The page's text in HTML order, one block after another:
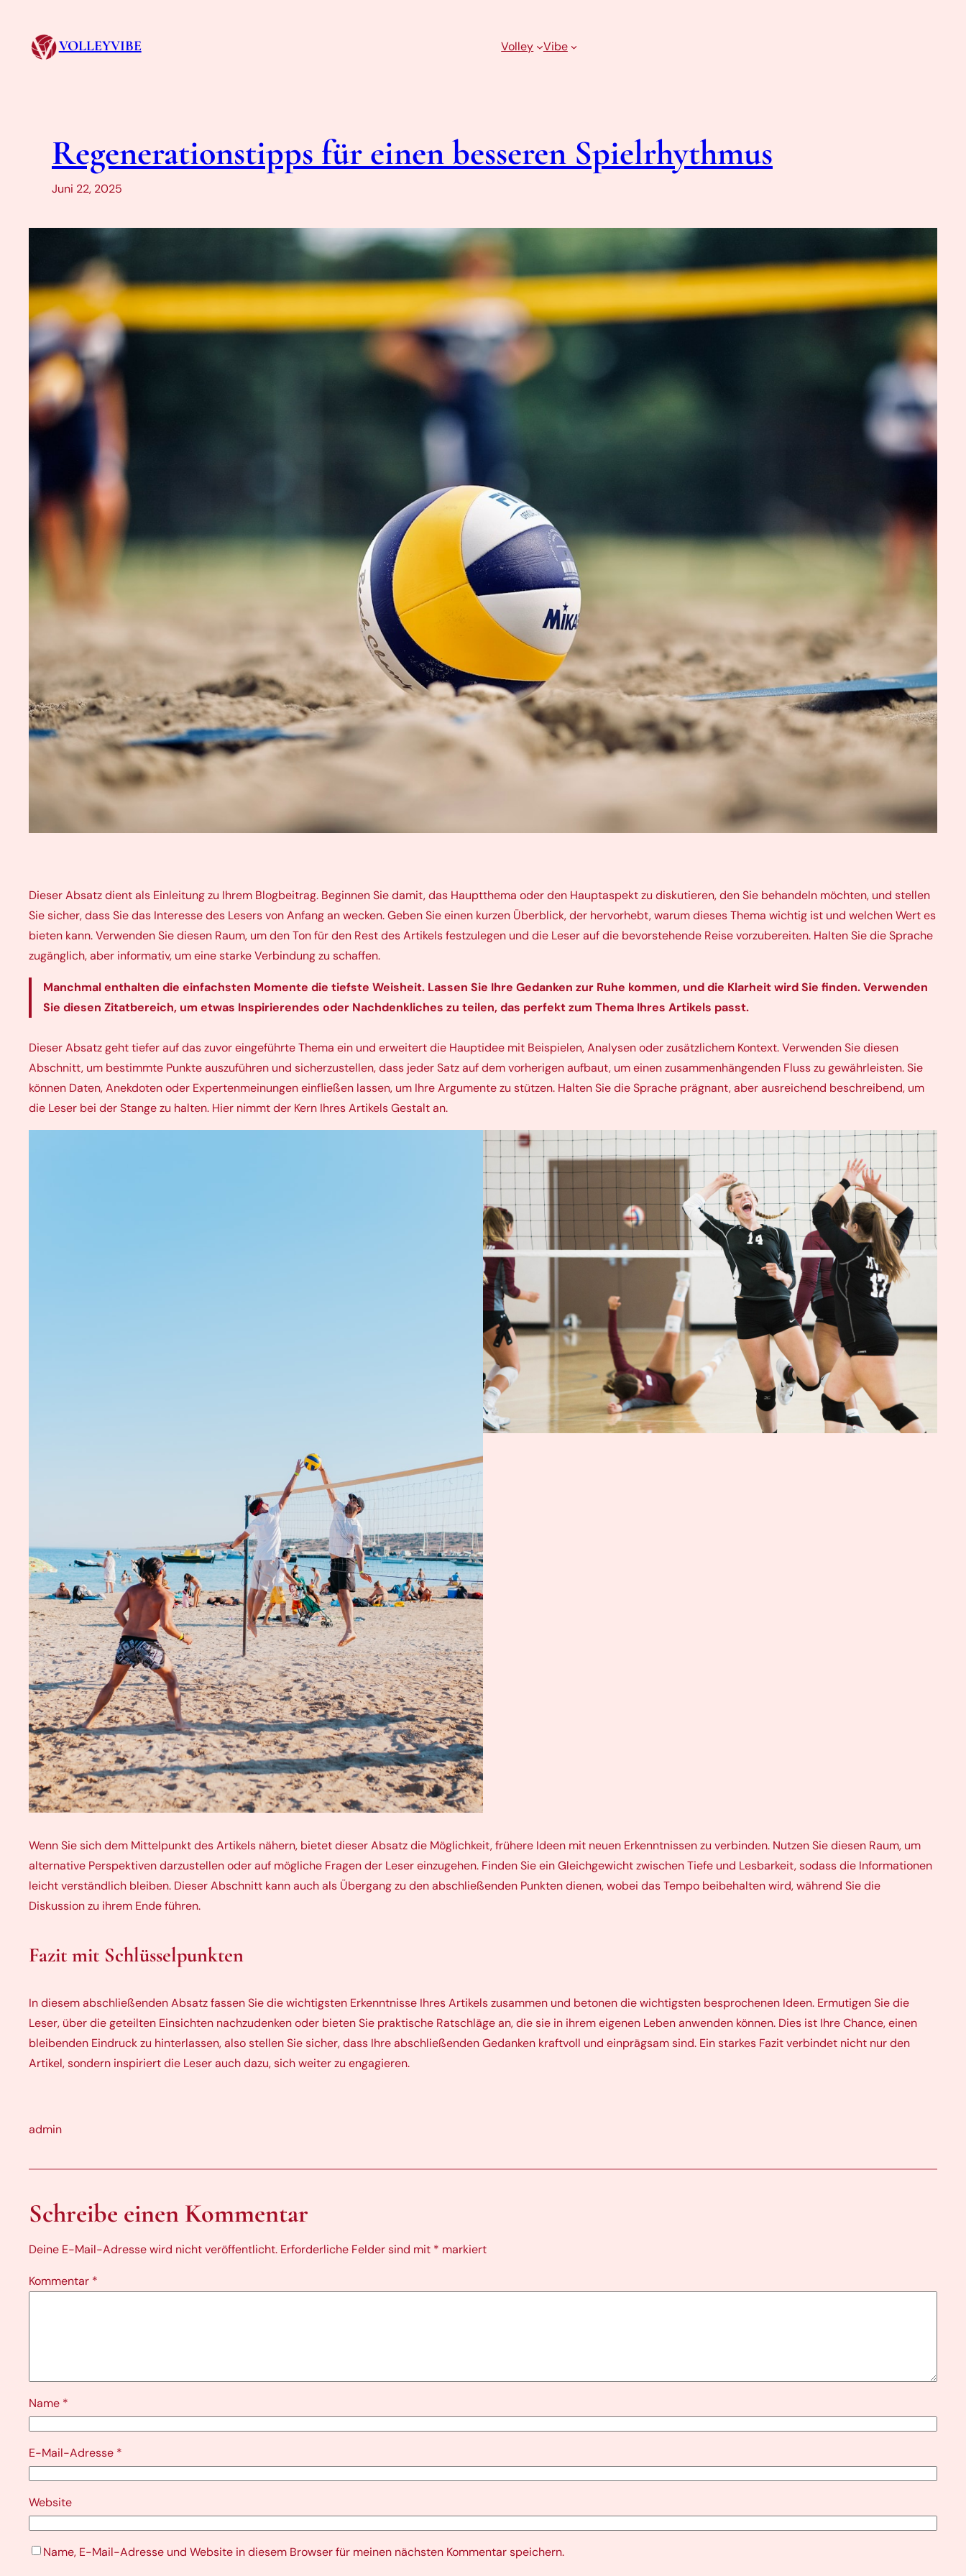
springen
VOLLEYVIBE Volley Vibe
Regenerationstipps für einen besseren Spielrhythmus
Juni 22, 2025
Dieser Absatz dient als Einleitung zu Ihrem Blogbeitrag. Beginnen Sie damit, das Hauptthema oder den Hauptaspekt zu diskutieren, den Sie behandeln möchten, und stellen
Sie sicher, dass Sie das Interesse des Lesers von Anfang an wecken. Geben Sie einen kurzen Überblick, der hervorhebt, warum dieses Thema wichtig ist und welchen Wert es
bieten kann. Verwenden Sie diesen Raum, um den Ton für den Rest des Artikels festzulegen und die Leser auf die bevorstehende Reise vorzubereiten. Halten Sie die Sprache
zugänglich, aber informativ, um eine starke Verbindung zu schaffen.
Manchmal enthalten die einfachsten Momente die tiefste Weisheit. Lassen Sie Ihre Gedanken zur Ruhe kommen, und die Klarheit wird Sie finden. Verwenden
Sie diesen Zitatbereich, um etwas Inspirierendes oder Nachdenkliches zu teilen, das perfekt zum Thema Ihres Artikels passt.
Dieser Absatz geht tiefer auf das zuvor eingeführte Thema ein und erweitert die Hauptidee mit Beispielen, Analysen oder zusätzlichem Kontext. Verwenden Sie diesen
Abschnitt, um bestimmte Punkte auszuführen und sicherzustellen, dass jeder Satz auf dem vorherigen aufbaut, um einen zusammenhängenden Fluss zu gewährleisten. Sie
können Daten, Anekdoten oder Expertenmeinungen einfließen lassen, um Ihre Argumente zu stützen. Halten Sie die Sprache prägnant, aber ausreichend beschreibend, um
die Leser bei der Stange zu halten. Hier nimmt der Kern Ihres Artikels Gestalt an.
Wenn Sie sich dem Mittelpunkt des Artikels nähern, bietet dieser Absatz die Möglichkeit, frühere Ideen mit neuen Erkenntnissen zu verbinden. Nutzen Sie diesen Raum, um
alternative Perspektiven darzustellen oder auf mögliche Fragen der Leser einzugehen. Finden Sie ein Gleichgewicht zwischen Tiefe und Lesbarkeit, sodass die Informationen
leicht verständlich bleiben. Dieser Abschnitt kann auch als Übergang zu den abschließenden Punkten dienen, wobei das Tempo beibehalten wird, während Sie die
Diskussion zu ihrem Ende führen.
Fazit mit Schlüsselpunkten
In diesem abschließenden Absatz fassen Sie die wichtigsten Erkenntnisse Ihres Artikels zusammen und betonen die wichtigsten besprochenen Ideen. Ermutigen Sie die
Leser, über die geteilten Einsichten nachzudenken oder bieten Sie praktische Ratschläge an, die sie in ihrem eigenen Leben anwenden können. Dies ist Ihre Chance, einen
bleibenden Eindruck zu hinterlassen, also stellen Sie sicher, dass Ihre abschließenden Gedanken kraftvoll und einprägsam sind. Ein starkes Fazit verbindet nicht nur den
Artikel, sondern inspiriert die Leser auch dazu, sich weiter zu engagieren.
admin
Schreibe einen Kommentar
Deine E-Mail-Adresse wird nicht veröffentlicht. Erforderliche Felder sind mit * markiert
Kommentar *
Name *
E-Mail-Adresse *
Website
Name, E-Mail-Adresse und Website in diesem Browser für meinen nächsten Kommentar speichern.